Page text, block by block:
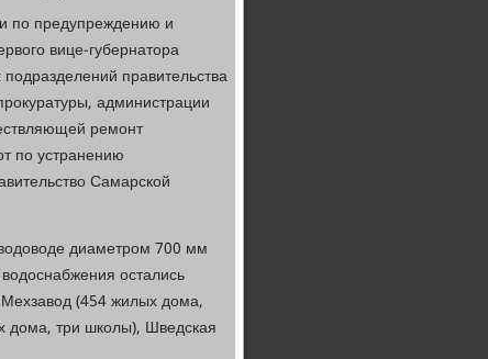
по предупреждению и
вице-губернатора
правительства
администрации
ремонт
по устранению
Самарской
диаметром 700 мм
остались
(454 жилых дома,
дома, три школы), Шведская